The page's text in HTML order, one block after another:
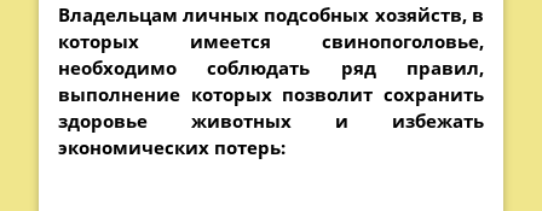
Владельцам личных подсобных хозяйств, в
которых имеется свинопоголовье,
необходимо соблюдать ряд правил,
выполнение которых позволит сохранить
здоровье животных и избежать
экономических потерь: